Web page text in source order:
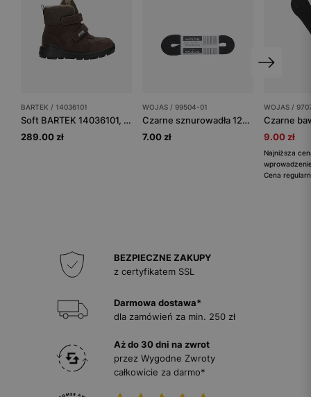
BARTEK / 14036101
Soft BARTEK 14036101, brązowy
289.00 zł
WOJAS / 99504-01
Czarne sznurowadła 120 cm bawełniane woskowane płaskie
7.00 zł
WOJAS /
9.00 zł
Najniższa
Cena
BEZPIECZNE ZAKUPY
z certyfikatem SSL
Darmowa dostawa*
dla zamówień za min. 250 zł
Aż do 30 dni na zwrot
przez Wygodne Zwroty
całkowicie za darmo*